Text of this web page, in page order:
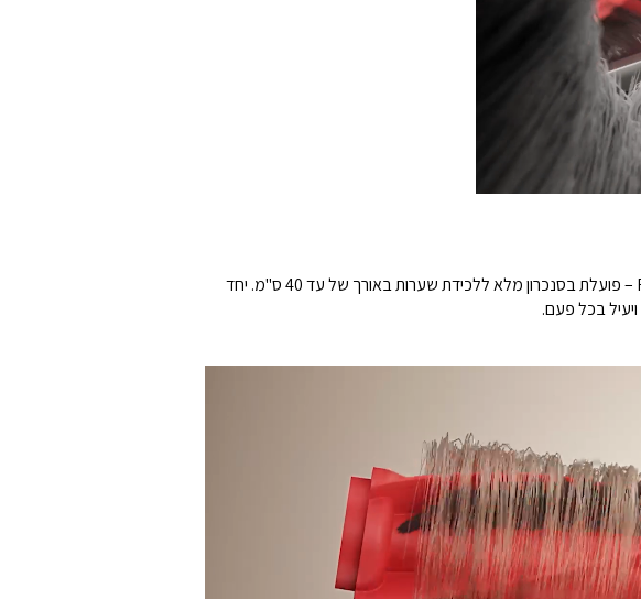
מערכת Anti-Tangle כפולה – הכוללת את מברשת DuoDivide הראשית ואת מברשת הצד FlexiArm Arc – פועלת בסנכרון מלא ללכידת שערות באורך של עד 40 ס"מ. יחד